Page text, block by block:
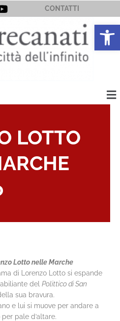
CONTATTI
LOTTO
Lotto nelle Marche
di Lorenzo Lotto si espande
del Polittico di San
sua bravura.
e lui si muove per andare a
pale d’altare.
Apri la